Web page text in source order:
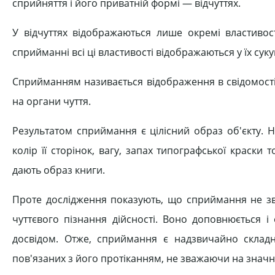
сприйняття і його приватній формі — відчуттях.
У відчуттях відображаються лише окремі
сприйманні всі ці властивості відображаються у їх
Сприйманням називається відображення в
на органи чуття.
Результатом сприймання є цілісний образ
колір її сторінок, вагу, запах типографської
дають образ книги.
Проте дослідження показують, що сприймання не
чуттєвого пізнання дійсності. Воно
досвідом. Отже, сприймання є надзвичайно
пов'язаних з його протіканням, не зважаючи на